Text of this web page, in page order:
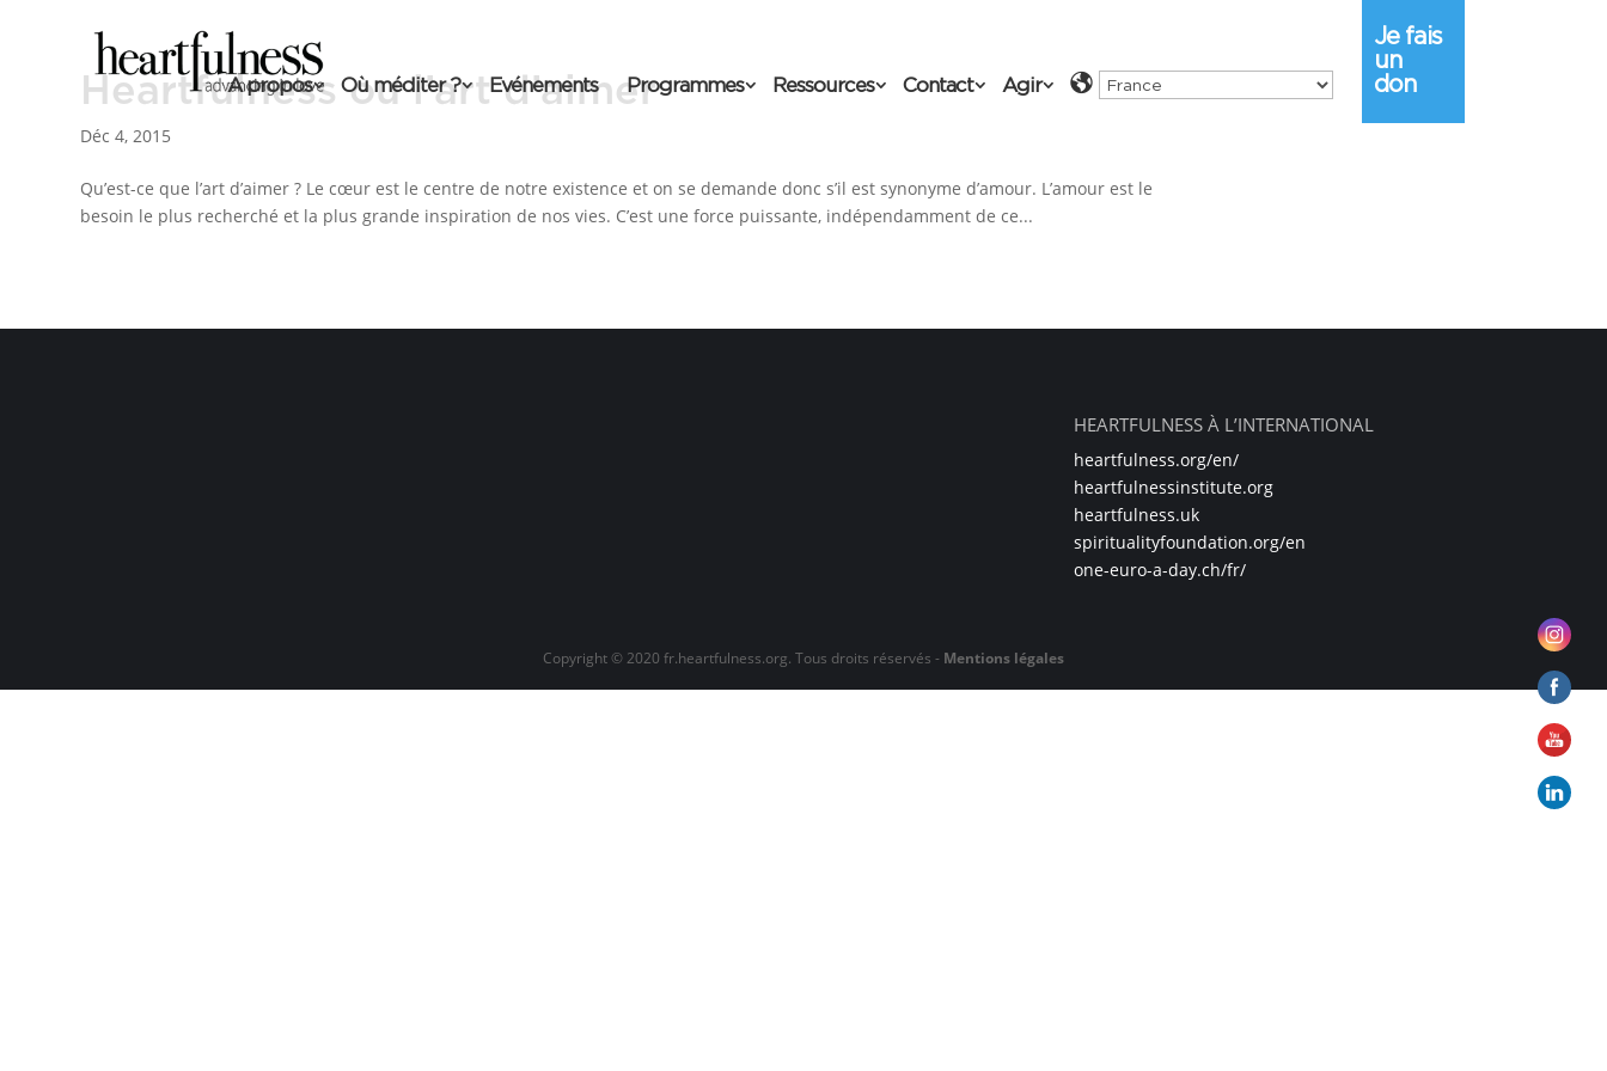
A propos Où méditer ? Evénements Programmes Ressources Contact Agir
Je fais
un
don
Heartfulness ou l’art d’aimer
Déc 4, 2015
Qu’est-ce que l’art d’aimer ? Le cœur est le centre de notre existence et on se demande donc s’il est synonyme d’amour. L’amour est le
besoin le plus recherché et la plus grande inspiration de nos vies. C’est une force puissante, indépendamment de ce...
HEARTFULNESS À L’INTERNATIONAL
heartfulness.org/en/
heartfulnessinstitute.org
heartfulness.uk
spiritualityfoundation.org/en
one-euro-a-day.ch/fr/
Copyright © 2020 fr.heartfulness.org. Tous droits réservés - Mentions légales